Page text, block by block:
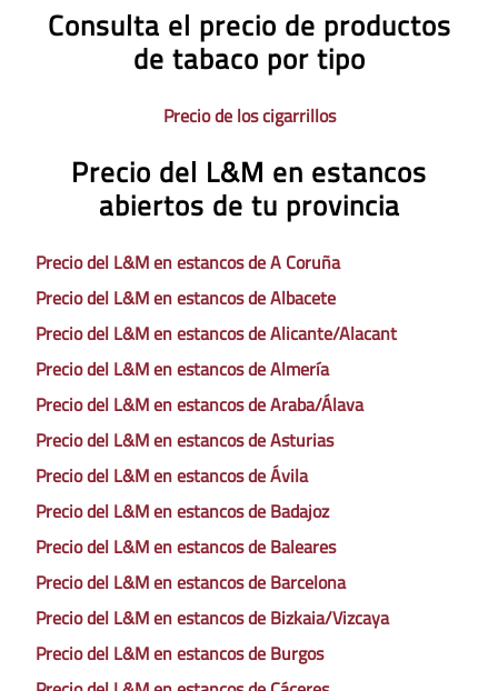
Consulta el precio de productos
de tabaco por tipo
Precio de los cigarrillos
Precio del L&M en estancos
abiertos de tu provincia
Precio del L&M en estancos de A Coruña
Precio del L&M en estancos de Albacete
Precio del L&M en estancos de Alicante/Alacant
Precio del L&M en estancos de Almería
Precio del L&M en estancos de Araba/Álava
Precio del L&M en estancos de Asturias
Precio del L&M en estancos de Ávila
Precio del L&M en estancos de Badajoz
Precio del L&M en estancos de Baleares
Precio del L&M en estancos de Barcelona
Precio del L&M en estancos de Bizkaia/Vizcaya
Precio del L&M en estancos de Burgos